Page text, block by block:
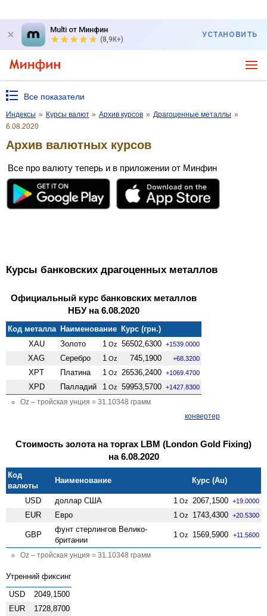
Multi от Минфин
(8,9K+)
УСТАНОВИТЬ
Все показатели
Индексы » Курсы валют » Архив курсов » Драгоценные металлы »
6.08.2020
Архив валютных курсов
Все про валюту теперь и в приложении от Минфин
Курсы банковских драгоценных металлов
Официальный курс банковских металлов
НБУ на 6.08.2020
Код металла Наименование Курс (грн.)
XAU
Золото 1 Oz 56502,6300 +1539.0000
XAG Серебро 1 Oz 745,1900 +68.3200
XPT Платина 1 Oz 26536,2400 +1069.4700
XPD Палладий 1 Oz 59953,5700 +1427.8300
Oz – тройская унция = 31.10348 грамм
конвертер
Стоимость золота на торгах LBM (London Gold Fixing)
на 6.08.2020
Код
валюты
Наименование Курс (Au)
USD доллар США 1 Oz 2067,1500 +19.0000
EUR Евро 1 Oz 1743,4300 +20.5300
GBP
фунт стерлингов Велико­
британии
1 Oz 1569,5900 +11.5600
Oz – тройская унция = 31.10348 грамм
Утренний фиксинг
USD
2049,1500
EUR
1728,8700